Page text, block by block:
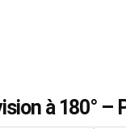
à 180° –